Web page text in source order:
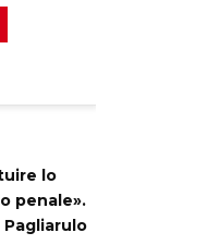
lo
penale».